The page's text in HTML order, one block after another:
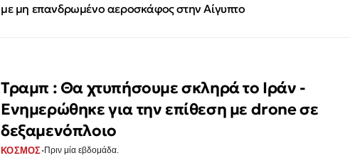
με μη επανδρωμένο αεροσκάφος στην Αίγυπτο
Τραμπ : Θα χτυπήσουμε σκληρά το Ιράν -
Ενημερώθηκε για την επίθεση με drone σε
δεξαμενόπλοιο
ΚΟΣΜΟΣ· Πριν μία εβδομάδα.